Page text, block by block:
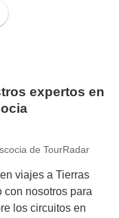
expertos en
de TourRadar
viajes a Tierras
con nosotros para
los circuitos en